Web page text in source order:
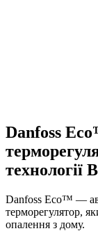
Danfoss
технології
Danfoss Eco™ —
терморегулятор,
опалення з дому.